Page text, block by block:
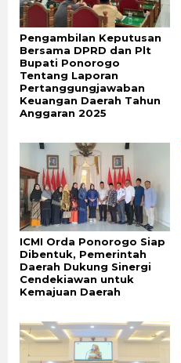
Pengambilan Keputusan
Bersama DPRD dan Plt
Bupati Ponorogo
Tentang Laporan
Pertanggungjawaban
Keuangan Daerah Tahun
Anggaran 2025
ICMI Orda Ponorogo Siap
Dibentuk, Pemerintah
Daerah Dukung Sinergi
Cendekiawan untuk
Kemajuan Daerah